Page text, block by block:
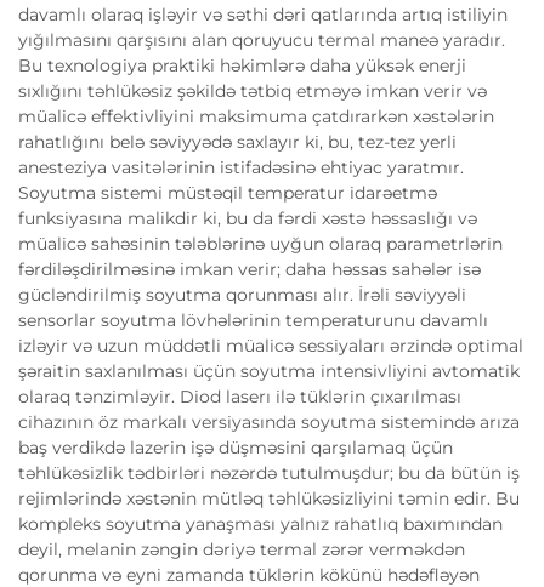
davamlı olaraq işləyir və səthi dəri qatlarında artıq istiliyin
yığılmasını qarşısını alan qoruyucu termal maneə yaradır.
Bu texnologiya praktiki həkimlərə daha yüksək enerji
sıxlığını təhlükəsiz şəkildə tətbiq etməyə imkan verir və
müalicə effektivliyini maksimuma çatdırarkən xəstələrin
rahatlığını belə səviyyədə saxlayır ki, bu, tez-tez yerli
anesteziya vasitələrinin istifadəsinə ehtiyac yaratmır.
Soyutma sistemi müstəqil temperatur idarəetmə
funksiyasına malikdir ki, bu da fərdi xəstə həssaslığı və
müalicə sahəsinin tələblərinə uyğun olaraq parametrlərin
fərdiləşdirilməsinə imkan verir; daha həssas sahələr isə
gücləndirilmiş soyutma qorunması alır. İrəli səviyyəli
sensorlar soyutma lövhələrinin temperaturunu davamlı
izləyir və uzun müddətli müalicə sessiyaları ərzində optimal
şəraitin saxlanılması üçün soyutma intensivliyini avtomatik
olaraq tənzimləyir. Diod laserı ilə tüklərin çıxarılması
cihazının öz markalı versiyasında soyutma sistemində arıza
baş verdikdə lazerin işə düşməsini qarşılamaq üçün
təhlükəsizlik tədbirləri nəzərdə tutulmuşdur; bu da bütün iş
rejimlərində xəstənin mütləq təhlükəsizliyini təmin edir. Bu
kompleks soyutma yanaşması yalnız rahatlıq baxımından
deyil, melanin zəngin dəriyə termal zərər verməkdən
qorunma və eyni zamanda tüklərin kökünü hədəfləyən